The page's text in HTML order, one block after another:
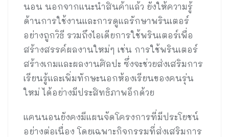
นอน นอกจากแนะนำสินค้าแล้ว ยังให้ความรู้
ด้านการใช้งานและการดูแลรักษาพรินเตอร์
อย่างถูกวิธี รวมถึงไอเดียการใช้พรินเตอร์เพื่อ
สร้างสรรค์ผลงานใหม่ๆ เช่น การใช้พรินเตอร์
สร้างเกมและผลงานศิลปะ ซึ่งจะช่วยส่งเสริมการ
เรียนรู้และเพิ่มทักษะนอกห้องเรียนของคนรุ่น
ใหม่ ได้อย่างมีประสิทธิภาพอีกด้วย
แคนนอนยังคงมีแผนจัดโครงการที่มีประโยชน์
อย่างต่อเนื่อง โดยเฉพาะกิจกรรมที่ส่งเสริมการ